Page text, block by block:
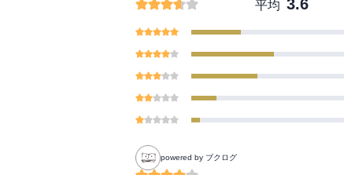
平均 3.6
powered by ブクログ